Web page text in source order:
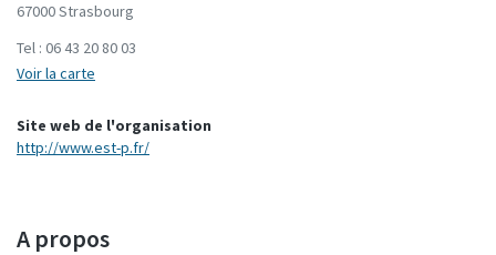
A propos
67000 Strasbourg
Tel : 06 43 20 80 03
Voir la carte
Site web de l'organisation
http://www.est-p.fr/